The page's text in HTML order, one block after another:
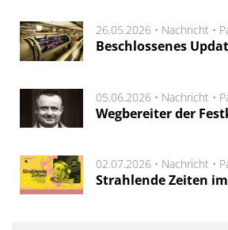
26.05.2026 • Nachricht •
Beschlossenes
05.06.2026 • Nachricht •
Wegbereiter der
02.07.2026 • Nachricht •
Strahlende Zeiten